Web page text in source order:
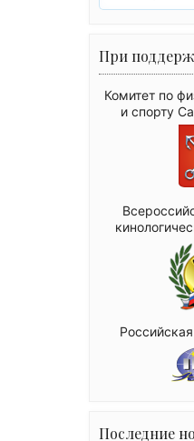
При
Комитет по
и спорту
Последние